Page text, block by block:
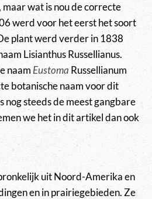
wat is nou de correcte
werd voor het eerst het soort
plant werd verder in 1838
Lisianthus Russellianus.
naam Eustoma Russellianum
botanische naam voor dit
nog steeds de meest gangbare
we het in dit artikel dan ook
uit Noord-Amerika en
en in prairiegebieden. Ze